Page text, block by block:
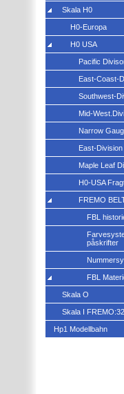
Skala H0
H0-Europa
H0 USA
Pacific
East-Coast-
Southwest-
Mid-
Narrow
East-Division
Maple Leaf
H0-USA
FREMO
FBL
påskrifter
FBL
Skala O
Skala I FREMO:32
Hp1 Modellbahn